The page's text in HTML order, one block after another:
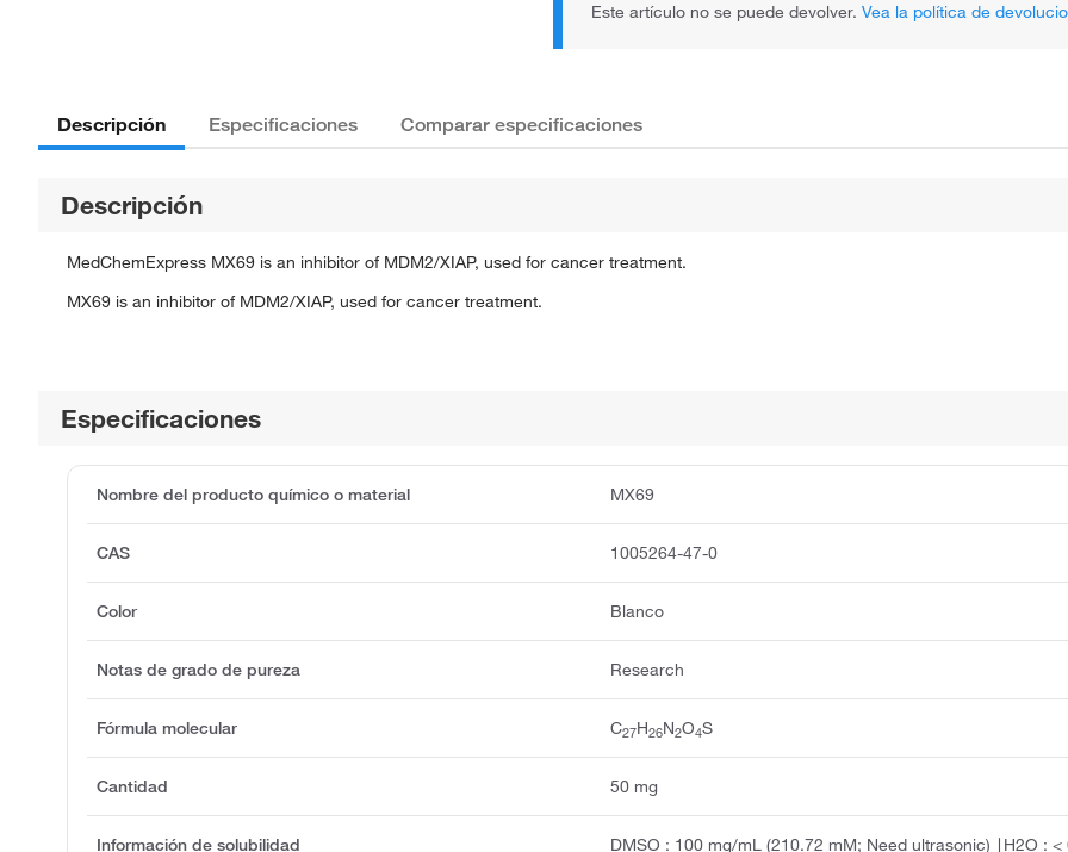
Este artículo no se puede devolver. Vea la política de
Descripción Especificaciones Comparar especificaciones
Descripción
MedChemExpress MX69 is an inhibitor of MDM2/XIAP, used for cancer treatment.
MX69 is an inhibitor of MDM2/XIAP, used for cancer treatment.
Especificaciones
Nombre del producto químico o material MX69
CAS 1005264-47-0
Color Blanco
Notas de grado de pureza Research
Fórmula molecular C27H26N2O4S
Cantidad 50 mg
Información de solubilidad
DMSO : 100 mg/mL (210.72 mM; Need ultrasonic) ∣H2O : <